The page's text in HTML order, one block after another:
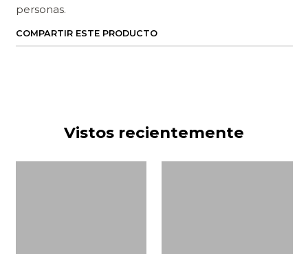
personas.
COMPARTIR ESTE PRODUCTO
Vistos recientemente